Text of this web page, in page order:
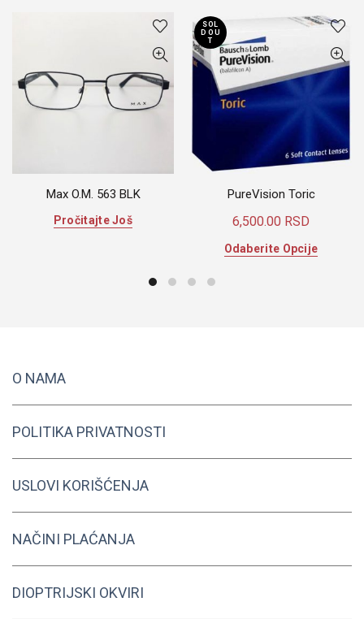
Max O.M. 563 BLK
Pročitajte Još
SOL
D OU
T
PureVision Toric
6,500.00 RSD
Odaberite OpcijeOvaj
na
O NAMA
POLITIKA PRIVATNOSTI
USLOVI KORIŠĆENJA
NAČINI PLAĆANJA
DIOPTRIJSKI OKVIRI